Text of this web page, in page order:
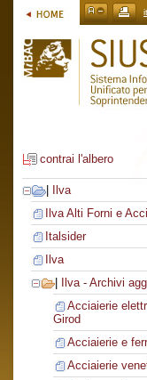
contrai l'albero
Ilva
Ilva Alti Forni e
Italsider
Ilva
Ilva - Archivi
Acciaierie
Girod
Acciaierie e
Acciaierie